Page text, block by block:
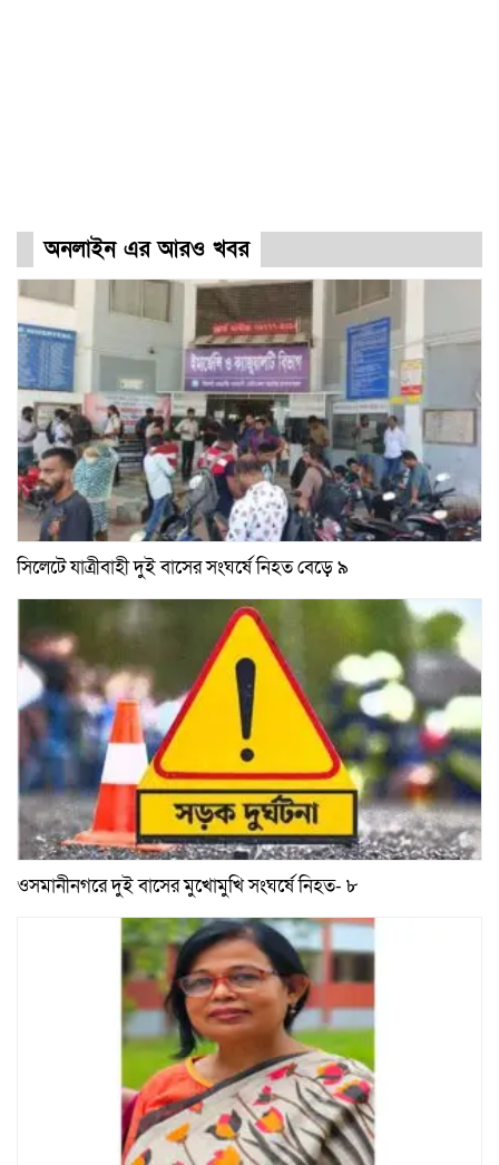
অনলাইন এর আরও খবর
সিলেটে যাত্রীবাহী দুই বাসের সংঘর্ষে নিহত বেড়ে ৯
ওসমানীনগরে দুই বাসের মুখোমুখি সংঘর্ষে নিহত- ৮